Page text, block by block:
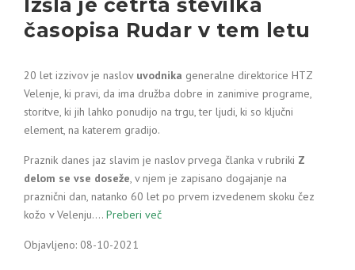
Izšla je četrta številka
časopisa Rudar v tem letu
20 let izzivov je naslov uvodnika generalne direktorice HTZ
Velenje, ki pravi, da ima družba dobre in zanimive programe,
storitve, ki jih lahko ponudijo na trgu, ter ljudi, ki so ključni
element, na katerem gradijo.
Praznik danes jaz slavim je naslov prvega članka v rubriki Z
delom se vse doseže, v njem je zapisano dogajanje na
praznični dan, natanko 60 let po prvem izvedenem skoku čez
kožo v Velenju.… Preberi več
Objavljeno: 08-10-2021